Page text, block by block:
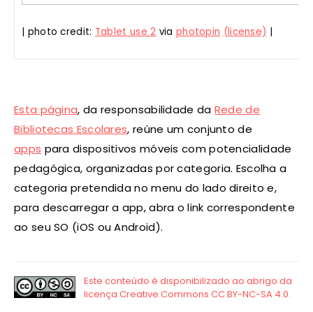
| photo credit: Tablet use 2 via photopin (license) |
Esta página, da responsabilidade da Rede de
Bibliotecas Escolares, reúne um conjunto de
apps para dispositivos móveis com potencialidade
pedagógica, organizadas por categoria. Escolha a
categoria pretendida no menu do lado direito e,
para descarregar a app, abra o link correspondente
ao seu SO (iOS ou Android).